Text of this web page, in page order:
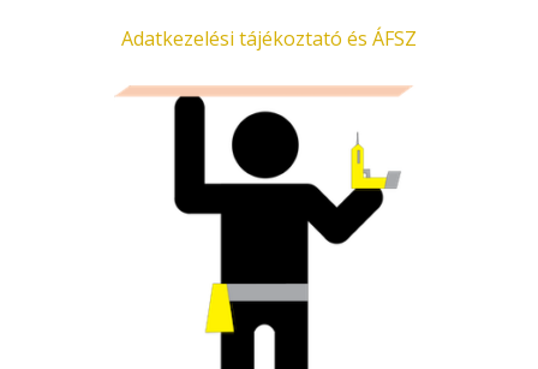
Adatkezelési tájékoztató és ÁFSZ